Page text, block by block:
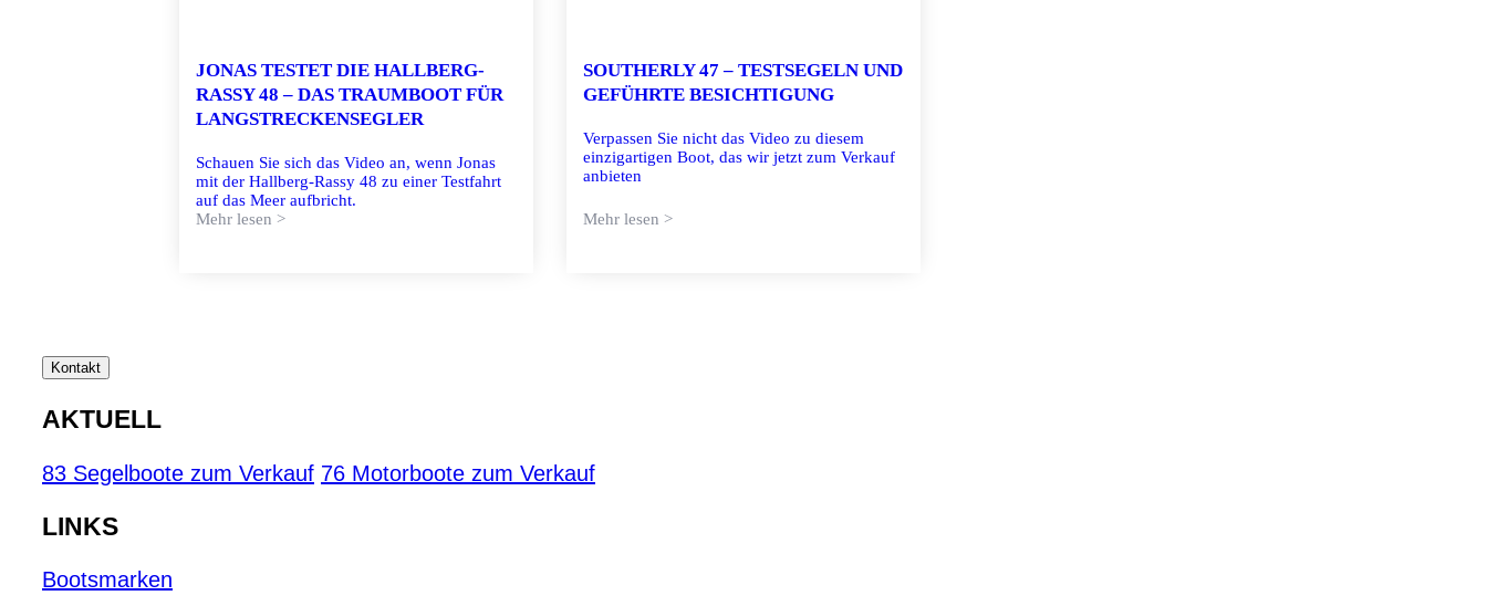
JONAS TESTET DIE HALLBERG-
RASSY 48 – DAS TRAUMBOOT FÜR
LANGSTRECKENSEGLER
Schauen Sie sich das Video an, wenn Jonas
mit der Hallberg-Rassy 48 zu einer Testfahrt
auf das Meer aufbricht.
Mehr lesen >
SOUTHERLY 47 – TESTSEGELN UND
GEFÜHRTE BESICHTIGUNG
Verpassen Sie nicht das Video zu diesem
einzigartigen Boot, das wir jetzt zum Verkauf
anbieten
Mehr lesen >
Kontakt
AKTUELL
83 Segelboote zum Verkauf 76 Motorboote zum Verkauf
LINKS
Bootsmarken